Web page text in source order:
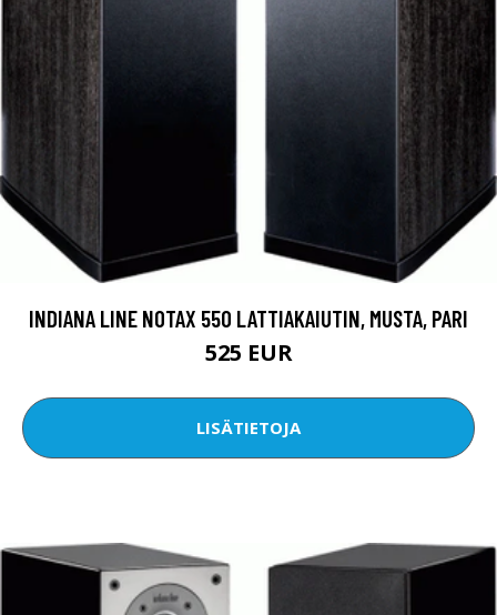
INDIANA LINE NOTAX 550 LATTIAKAIUTIN, MUSTA, PARI
525 EUR
LISÄTIETOJA